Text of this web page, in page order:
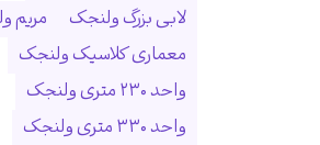
لابی بزرگ ولنجک
مریم
معماری کلاسیک ولنجک
واحد ۲۳۰ متری ولنجک
واحد ۳۳۰ متری ولنجک